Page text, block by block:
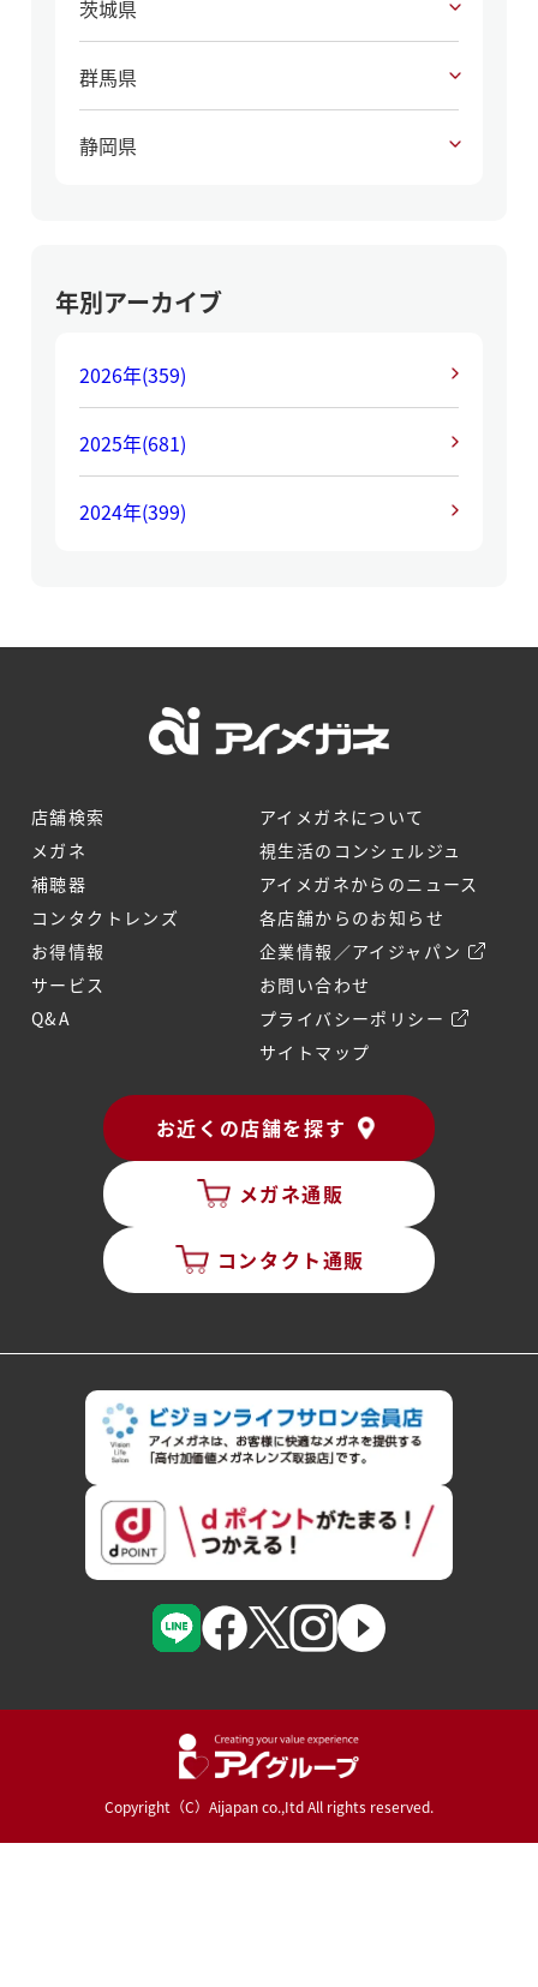
茨城県
群馬県
静岡県
年別アーカイブ
2026年(359)
2025年(681)
2024年(399)
店舗検索
メガネ
補聴器
コンタクトレンズ
お得情報
サービス
Q&A
アイメガネについて
視生活のコンシェルジュ
アイメガネからのニュース
各店舗からのお知らせ
企業情報／アイジャパン
お問い合わせ
プライバシーポリシー
サイトマップ
お近くの店舗を探す
メガネ通販
コンタクト通販
Copyright（C）Aijapan co.,Itd All rights reserved.